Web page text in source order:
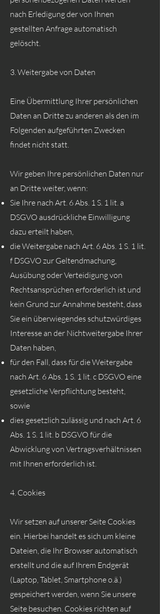
nach Erledigung der von Ihnen
gestellten Anfrage automatisch
gelöscht.
3. Weitergabe von Daten
Eine Übermittlung Ihrer persönlichen
Daten an Dritte zu anderen als den im
Folgenden aufgeführten Zwecken
findet nicht statt.
Wir geben Ihre persönlichen Daten nur
an Dritte weiter, wenn:
Sie Ihre nach Art. 6 Abs. 1 S. 1 lit. a
DSGVO ausdrückliche Einwilligung
dazu erteilt haben,
die Weitergabe nach Art. 6 Abs. 1 S. 1 lit.
f DSGVO zur Geltendmachung,
Ausübung oder Verteidigung von
Rechtsansprüchen erforderlich ist und
kein Grund zur Annahme besteht, dass
Sie ein überwiegendes schutzwürdiges
Interesse an der Nichtweitergabe Ihrer
Daten haben,
für den Fall, dass für die Weitergabe
nach Art. 6 Abs. 1 S. 1 lit. c DSGVO eine
gesetzliche Verpflichtung besteht,
sowie
dies gesetzlich zulässig und nach Art. 6
Abs. 1 S. 1 lit. b DSGVO für die
Abwicklung von Vertragsverhältnissen
mit Ihnen erforderlich ist.
4. Cookies
Wir setzen auf unserer Seite Cookies
ein. Hierbei handelt es sich um kleine
Dateien, die Ihr Browser automatisch
erstellt und die auf Ihrem Endgerät
(Laptop, Tablet, Smartphone o.ä.)
gespeichert werden, wenn Sie unsere
Seite besuchen. Cookies richten auf